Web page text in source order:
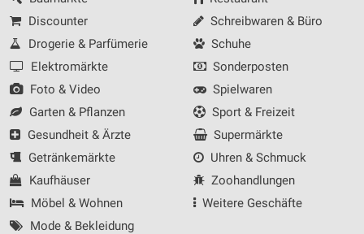
Discounter
Drogerie & Parfümerie
Elektromärkte
Foto & Video
Garten & Pflanzen
Gesundheit & Ärzte
Getränkemärkte
Kaufhäuser
Möbel & Wohnen
Mode & Bekleidung
Schreibwaren & Büro
Schuhe
Sonderposten
Spielwaren
Sport & Freizeit
Supermärkte
Uhren & Schmuck
Zoohandlungen
Weitere Geschäfte